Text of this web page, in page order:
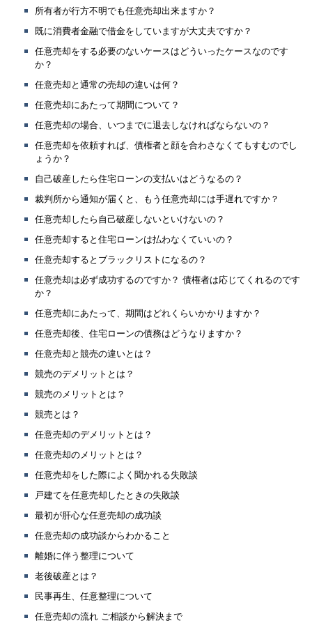
所有者が行方不明でも任意売却出来ますか？
既に消費者金融で借金をしていますが大丈夫ですか？
任意売却をする必要のないケースはどういったケースなのです
か？
任意売却と通常の売却の違いは何？
任意売却にあたって期間について？
任意売却の場合、いつまでに退去しなければならないの？
任意売却を依頼すれば、債権者と顔を合わさなくてもすむのでし
ょうか？
自己破産したら住宅ローンの支払いはどうなるの？
裁判所から通知が届くと、もう任意売却には手遅れですか？
任意売却したら自己破産しないといけないの？
任意売却すると住宅ローンは払わなくていいの？
任意売却するとブラックリストになるの？
任意売却は必ず成功するのですか？ 債権者は応じてくれるのです
か？
任意売却にあたって、期間はどれくらいかかりますか？
任意売却後、住宅ローンの債務はどうなりますか？
任意売却と競売の違いとは？
競売のデメリットとは？
競売のメリットとは？
競売とは？
任意売却のデメリットとは？
任意売却のメリットとは？
任意売却をした際によく聞かれる失敗談
戸建てを任意売却したときの失敗談
最初が肝心な任意売却の成功談
任意売却の成功談からわかること
離婚に伴う整理について
老後破産とは？
民事再生、任意整理について
任意売却の流れ ご相談から解決まで